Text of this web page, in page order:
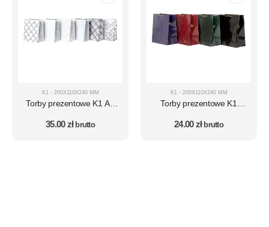
K1 - 200X110X240 MM
Torby prezentowe K1 AV
35.00zł brutto
K1 - 200X110X240 MM
Torby prezentowe K1
24.00zł brutto